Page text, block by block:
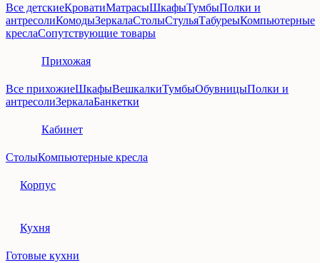
Все детскиеКроватиМатрасыШкафыТумбыПолки и
антресолиКомодыЗеркалаСтолыСтульяТабуреыКомпьютерные
креслаСопутствующие товары
Прихожая
Все прихожиеШкафыВешкалкиТумбыОбувницыПолки и
антресолиЗеркалаБанкетки
Кабинет
СтолыКомпьютерные кресла
Корпус
Кухня
Готовые кухни